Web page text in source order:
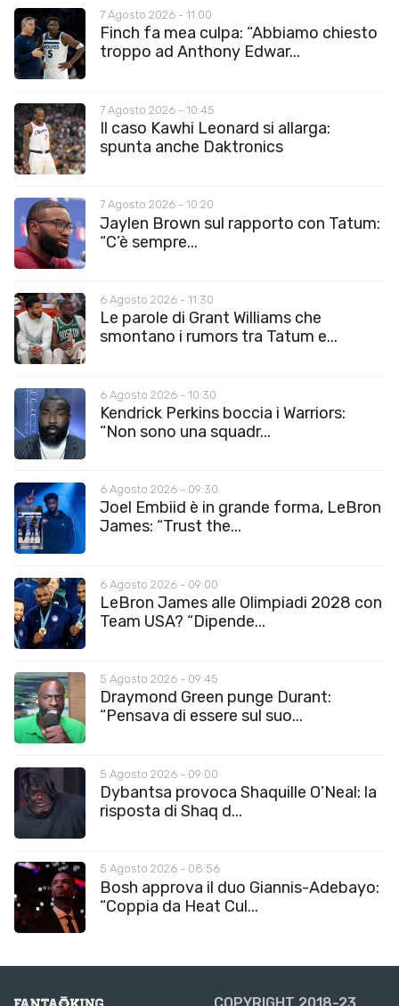
7 Agosto 2026 - 11:00
Finch fa mea culpa: “Abbiamo chiesto
troppo ad Anthony Edwar...
7 Agosto 2026 - 10:45
Il caso Kawhi Leonard si allarga:
spunta anche Daktronics
7 Agosto 2026 - 10:20
Jaylen Brown sul rapporto con Tatum:
“C’è sempre...
6 Agosto 2026 - 11:30
Le parole di Grant Williams che
smontano i rumors tra Tatum e...
6 Agosto 2026 - 10:30
Kendrick Perkins boccia i Warriors:
“Non sono una squadr...
6 Agosto 2026 - 09:30
Joel Embiid è in grande forma, LeBron
James: “Trust the...
6 Agosto 2026 - 09:00
LeBron James alle Olimpiadi 2028 con
Team USA? “Dipende...
5 Agosto 2026 - 09:45
Draymond Green punge Durant:
“Pensava di essere sul suo...
5 Agosto 2026 - 09:00
Dybantsa provoca Shaquille O’Neal: la
risposta di Shaq d...
5 Agosto 2026 - 08:56
Bosh approva il duo Giannis-Adebayo:
“Coppia da Heat Cul...